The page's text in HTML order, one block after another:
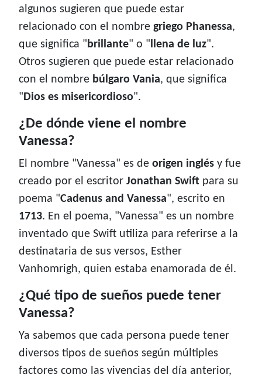
algunos sugieren que puede estar
relacionado con el nombre griego Phanessa,
que significa "brillante" o "llena de luz".
Otros sugieren que puede estar relacionado
con el nombre búlgaro Vania, que significa
"Dios es misericordioso".
¿De dónde viene el nombre
Vanessa?
El nombre "Vanessa" es de origen inglés y fue
creado por el escritor Jonathan Swift para su
poema "Cadenus and Vanessa", escrito en
1713. En el poema, "Vanessa" es un nombre
inventado que Swift utiliza para referirse a la
destinataria de sus versos, Esther
Vanhomrigh, quien estaba enamorada de él.
¿Qué tipo de sueños puede tener
Vanessa?
Ya sabemos que cada persona puede tener
diversos tipos de sueños según múltiples
factores como las vivencias del día anterior,